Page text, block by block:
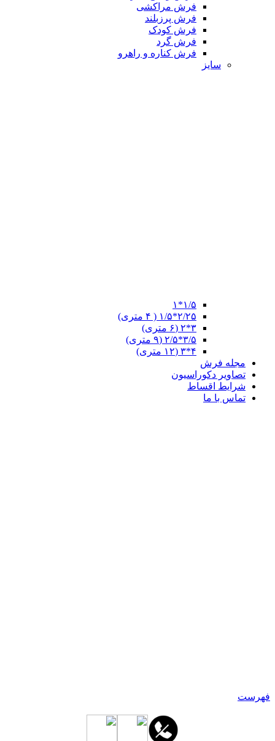
فرش مراکشی
فرش پرزبلند
فرش کودک
فرش گرد
فرش کناره و راهرو
سایز
۱/۵*۱
۲/۲۵*۱/۵ ( ۴ متری)
۳*۲ (۶ متری)
۳/۵*۲/۵ (۹ متری)
مجله فرش
تصاویر دکوراسیون
شرایط اقساط
تماس با ما
فهرست